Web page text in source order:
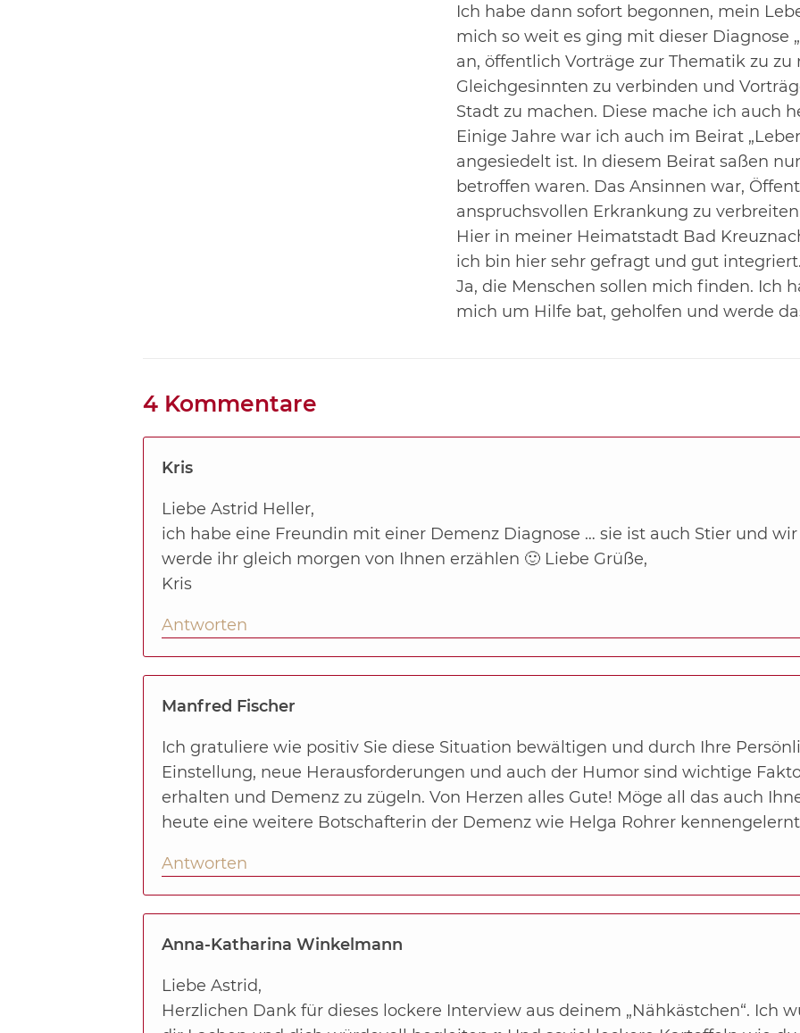
Ich habe dann sofort begonnen, mein
mich so weit es ging mit dieser Diagnose
an, öffentlich Vorträge zur Thematik zu
Gleichgesinnten zu verbinden und
Stadt zu machen. Diese mache ich auch
Einige Jahre war ich auch im Beirat
angesiedelt ist. In diesem Beirat saßen
betroffen waren. Das Ansinnen war,
anspruchsvollen Erkrankung zu
Hier in meiner Heimatstadt Bad
ich bin hier sehr gefragt und gut integriert.
Ja, die Menschen sollen mich finden. Ich
mich um Hilfe bat, geholfen und werde
4 Kommentare
Kris
Liebe Astrid Heller,
ich habe eine Freundin mit einer Demenz Diagnose … sie ist auch Stier und
werde ihr gleich morgen von Ihnen erzählen 🙂 Liebe Grüße,
Kris
Antworten
Manfred Fischer
Ich gratuliere wie positiv Sie diese Situation bewältigen und durch Ihre
Einstellung, neue Herausforderungen und auch der Humor sind wichtige
erhalten und Demenz zu zügeln. Von Herzen alles Gute! Möge all das auch
heute eine weitere Botschafterin der Demenz wie Helga Rohrer
Antworten
Anna-Katharina Winkelmann
Liebe Astrid,
Herzlichen Dank für dieses lockere Interview aus deinem „Nähkästchen“. Ich